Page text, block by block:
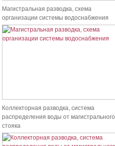
Магистральная разводка, схема
организации системы водоснабжения
Коллекторная разводка, система
распределения воды от магистрального
стояка